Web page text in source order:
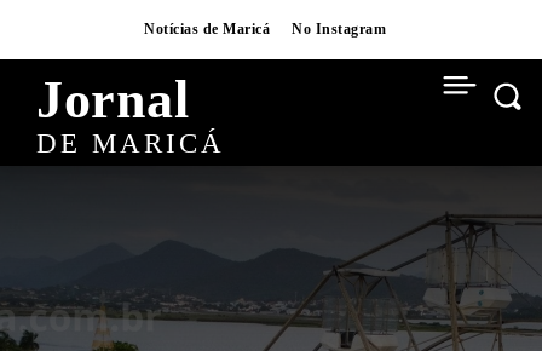
Notícias de Maricá No Instagram
Jornal
DE MARICÁ